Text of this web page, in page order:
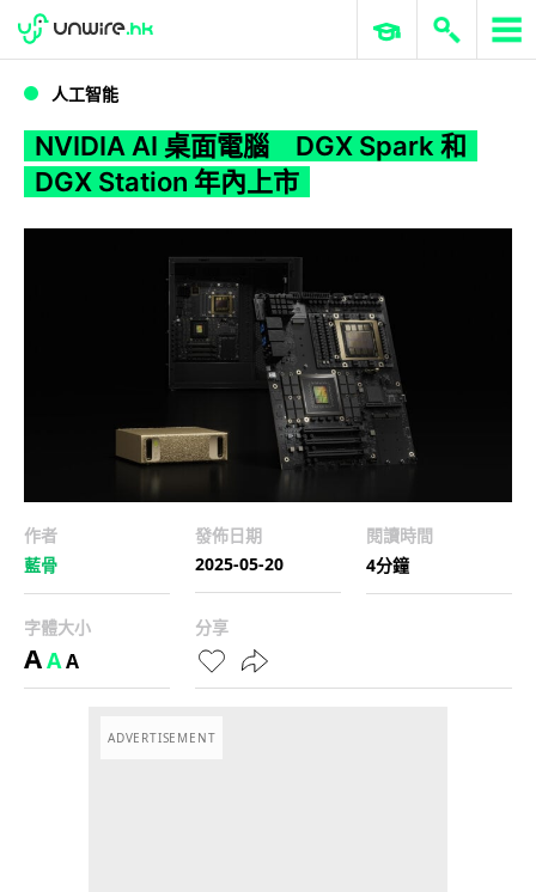
WWDC 2026 ERP 與商業 AI
人工智能
NVIDIA AI 桌面電腦 DGX Spark 和
DGX Station 年內上市
作者
藍骨
發佈日期
2025-05-20
閱讀時間
4分鐘
字體大小
AAA
分享
ADVERTISEMENT